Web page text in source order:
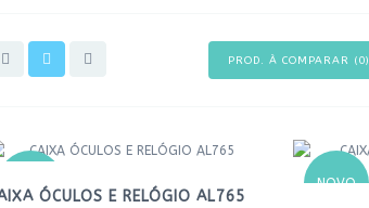
PROD. À COMPARAR (0)
NOVO
ÓCULOS E RELÓGIO AL765
NOVO